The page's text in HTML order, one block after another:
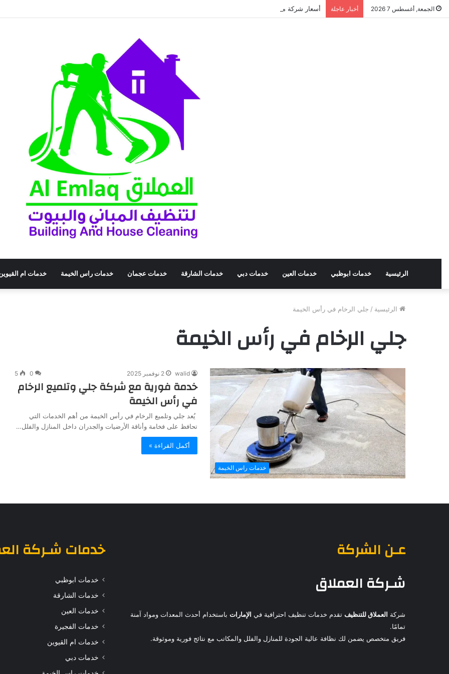
الجمعة, أغسطس 7 2026 أخبار عاجلة أسعار شركة مكافحة النمل الابيض في العين 2026
الرئيسية خدمات ابوظبي خدمات العين خدمات دبي خدمات الشارقة خدمات عجمان خدمات راس الخيمة خدمات ام
الرئيسية / جلي الرخام في رأس الخيمة
جلي الرخام في رأس الخيمة
خدمات راس الخيمة
walid 2 نوفمبر 2025 0
5
خدمة فورية مع شركة جلي وتلميع الرخام
في رأس الخيمة
يُعد جلي وتلميع الرخام في رأس الخيمة من أهم الخدمات التي
تحافظ على فخامة وأناقة الأرضيات والجدران داخل المنازل والفلل…
أكمل القراءة »
عـن الشركة
شـركة العملاق
شركة العملاق للتنظيف تقدم خدمات تنظيف احترافية في الإمارات باستخدام أحدث المعدات ومواد آمنة
تمامًا.
فريق متخصص يضمن لك نظافة عالية الجودة للمنازل والفلل والمكاتب مع نتائج فورية وموثوقة.
خدمات شـركة
خدمات ابوظبي
خدمات الشارقة
خدمات العين
خدمات الفجيرة
خدمات ام القيوين
خدمات دبي